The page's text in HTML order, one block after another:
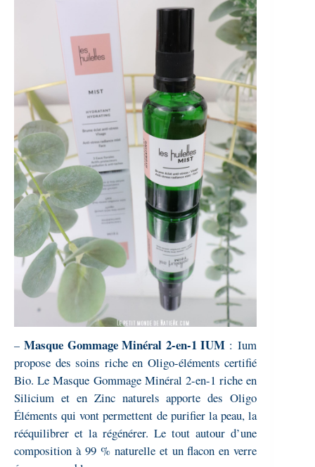
–Masque Gommage Minéral 2-en-1 IUM :Ium
propose des soins riche en Oligo-éléments certifié
Bio. Le Masque Gommage Minéral 2-en-1 riche en
Silicium et en Zinc naturels apporte des Oligo
Éléments qui vont permettent de purifier la peau, la
rééquilibrer et la régénérer. Le tout autour d’une
composition à 99 % naturelle et un flacon en verre